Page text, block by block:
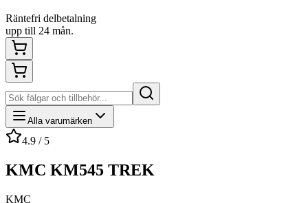
Räntefri delbetalning
upp till 24 mån.
Alla varumärken
4.9 / 5
KMC KM545 TREK
KMC